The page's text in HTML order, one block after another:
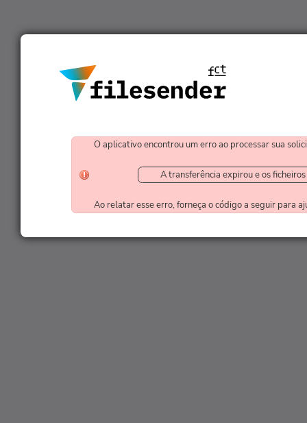
O aplicativo encontrou um erro ao processar sua
A transferência expirou e os
Ao relatar esse erro, forneça o código a seguir para